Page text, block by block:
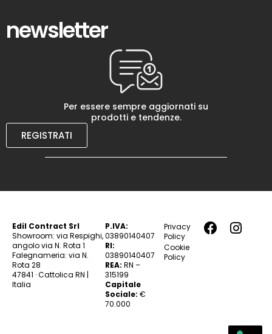
newsletter
Per essere sempre aggiornati su
prodotti e tendenze.
REGISTRATI
Edil Contract Srl
Showroom: via Respighi,
angolo via N. Rota 1
Falegnameria: via N.
Rota 28
47841 · Cattolica RN |
Italia
P.IVA:
03890140407
RI:
03890140407
REA: RN –
315199
Capitale
Sociale: €
70.000
Privacy
Policy
Cookie
Policy